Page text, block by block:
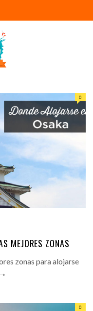
0
MEJORES ZONAS
zonas para alojarse
0